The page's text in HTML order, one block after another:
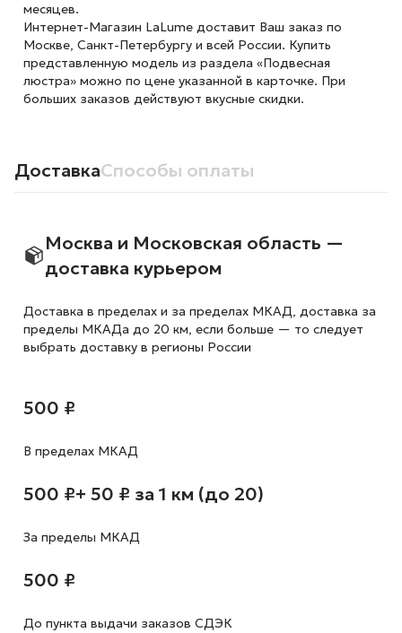
месяцев.
Интернет-Магазин LaLume доставит Ваш заказ по
Москве, Санкт-Петербургу и всей России. Купить
представленную модель из раздела «Подвесная
люстра» можно по цене указанной в карточке. При
больших заказов действуют вкусные скидки.
ДоставкаСпособы оплаты
Москва и Московская область —
доставка курьером
Доставка в пределах и за пределах МКАД, доставка за
пределы МКАДа до 20 км, если больше — то следует
выбрать доставку в регионы России
500 ₽
В пределах МКАД
500 ₽+ 50 ₽ за 1 км (до 20)
За пределы МКАД
500 ₽
До пункта выдачи заказов СДЭК